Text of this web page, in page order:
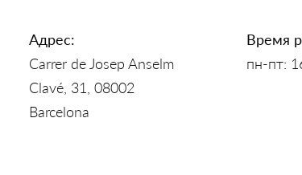
Адрес:
Carrer de Josep Anselm
Clavé, 31, 08002
Barcelona
Время
пн-пт: